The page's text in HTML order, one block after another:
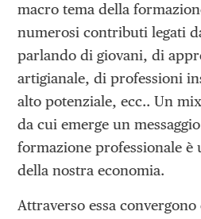
macro tema della
numerosi contributi legati
parlando di giovani, di
artigianale, di professioni
alto potenziale, ecc.. Un
da cui emerge un
formazione professionale è
della nostra economia.
Attraverso essa